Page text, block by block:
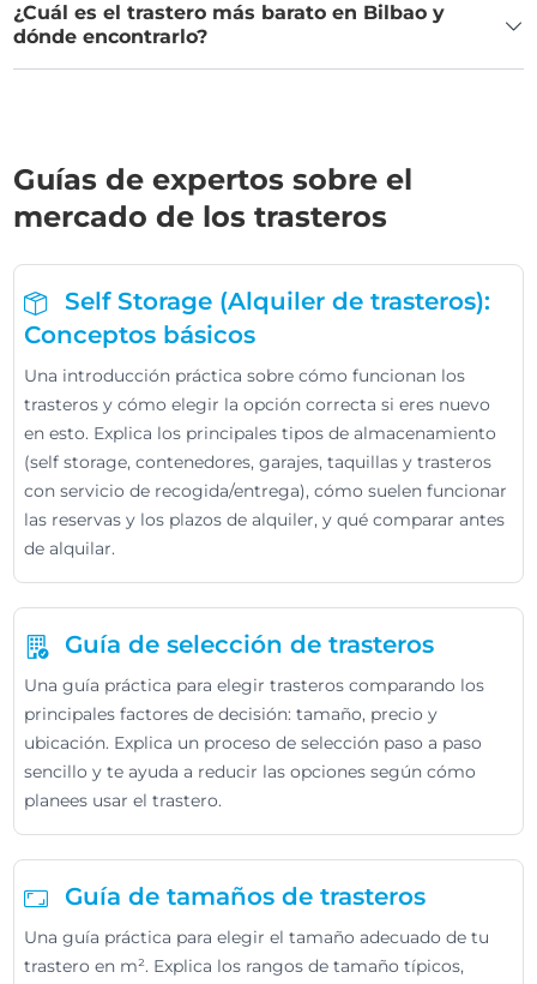
¿Cuál es el trastero más barato en Bilbao y
dónde encontrarlo?
Guías de expertos sobre el
mercado de los trasteros
Self Storage (Alquiler de trasteros):
Conceptos básicos
Una introducción práctica sobre cómo funcionan los
trasteros y cómo elegir la opción correcta si eres nuevo
en esto. Explica los principales tipos de almacenamiento
(self storage, contenedores, garajes, taquillas y trasteros
con servicio de recogida/entrega), cómo suelen funcionar
las reservas y los plazos de alquiler, y qué comparar antes
de alquilar.
Guía de selección de trasteros
Una guía práctica para elegir trasteros comparando los
principales factores de decisión: tamaño, precio y
ubicación. Explica un proceso de selección paso a paso
sencillo y te ayuda a reducir las opciones según cómo
planees usar el trastero.
Guía de tamaños de trasteros
Una guía práctica para elegir el tamaño adecuado de tu
trastero en m². Explica los rangos de tamaño típicos,